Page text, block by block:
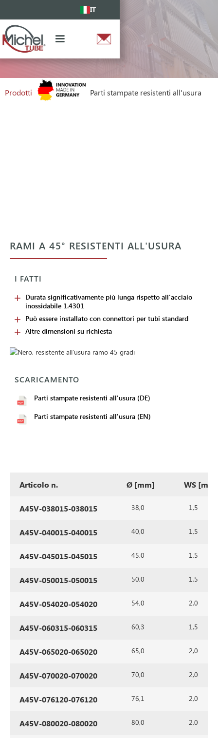
IT
Prodotti Parti stampate Parti stampate resistenti all'usura
RAMI A 45° RESISTENTI ALL'USURA
I FATTI
Durata significativamente più lunga rispetto all'acciaio
inossidabile 1.4301
Può essere installato con connettori per tubi standard
Altre dimensioni su richiesta
SCARICAMENTO
Parti stampate resistenti all'usura (DE)
Parti stampate resistenti all'usura (EN)
Articolo n. Ø [mm] WS [mm]
A45V-038015-038015 38,0 1,5
A45V-040015-040015 40,0 1,5
A45V-045015-045015 45,0 1,5
A45V-050015-050015 50,0 1,5
A45V-054020-054020 54,0 2,0
A45V-060315-060315 60,3 1,5
A45V-065020-065020 65,0 2,0
A45V-070020-070020 70,0 2,0
A45V-076120-076120 76,1 2,0
A45V-080020-080020 80,0 2,0